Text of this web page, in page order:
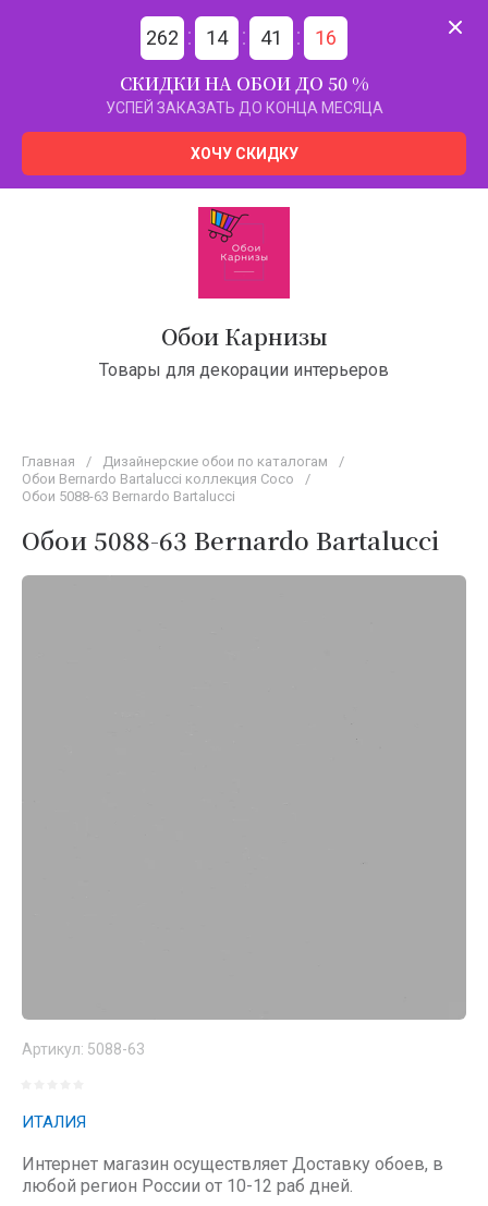
262 14 41 15
СКИДКИ НА ОБОИ ДО 50 %
УСПЕЙ ЗАКАЗАТЬ ДО КОНЦА МЕСЯЦА
ХОЧУ СКИДКУ
Обои Карнизы
Товары для декорации интерьеров
Главная / Дизайнерские обои по каталогам
/
Обои Bernardo Bartalucci коллекция Coco
/
Обои 5088-63 Bernardo Bartalucci
Обои 5088-63 Bernardo Bartalucci
Артикул: 5088-63
ИТАЛИЯ
Интернет магазин осуществляет Доставку обоев, в
любой регион России от 10-12 раб дней.